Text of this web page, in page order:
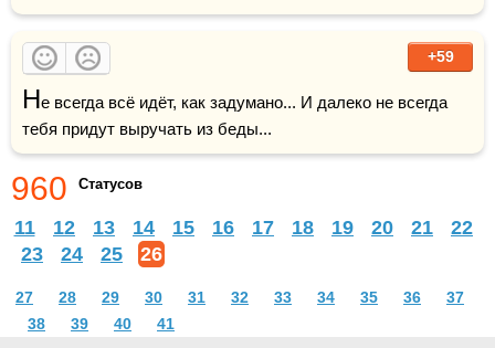
+59
Не всегда всё идёт, как задумано... И далеко не всегда
тебя придут выручать из беды...
960 Статусов
11 12 13 14 15 16 17 18 19 20 21
22
23
24 25 26
27 28 29 30 31 32 33 34 35 36
37
38
39 40 41